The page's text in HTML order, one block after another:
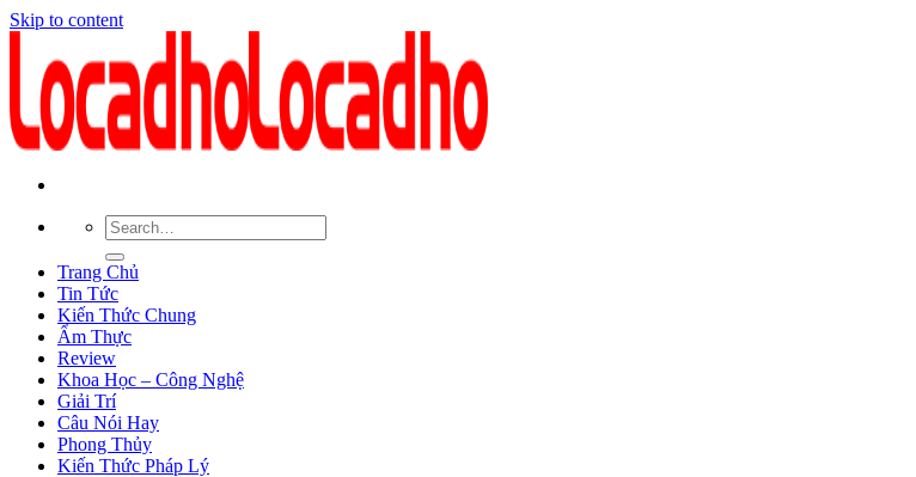
Skip to content
Trang Chủ
Tin Tức
Kiến Thức Chung
Ẩm Thực
Review
Khoa Học – Công Nghệ
Giải Trí
Câu Nói Hay
Phong Thủy
Kiến Thức Pháp Lý